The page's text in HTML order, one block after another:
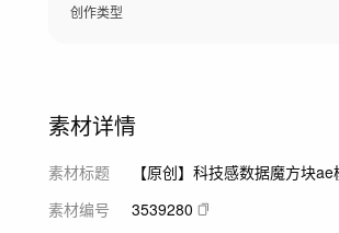
创作类型
素材详情
素材标题
【原创】科技感数据魔方块ae
素材编号
3539280